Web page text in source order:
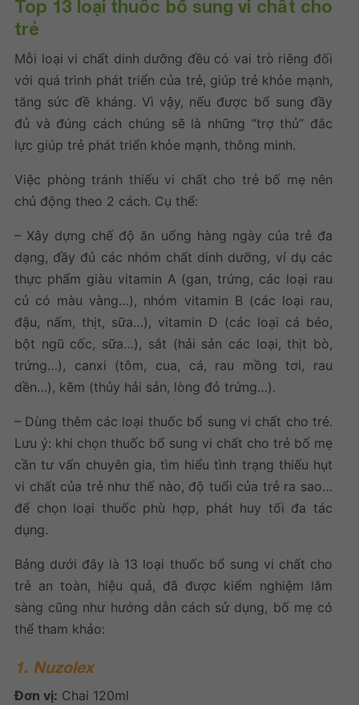
Top 13 loại thuốc bổ sung vi chất cho
trẻ
Mỗi loại vi chất dinh dưỡng đều có vai trò riêng đối
với quá trình phát triển của trẻ, giúp trẻ khỏe mạnh,
tăng sức đề kháng. Vì vậy, nếu được bổ sung đầy
đủ và đúng cách chúng sẽ là những “trợ thủ” đắc
lực giúp trẻ phát triển khỏe mạnh, thông minh.
Việc phòng tránh thiếu vi chất cho trẻ bố mẹ nên
chủ động theo 2 cách. Cụ thể:
– Xây dựng chế độ ăn uống hàng ngày của trẻ đa
dạng, đầy đủ các nhóm chất dinh dưỡng, ví dụ các
thực phẩm giàu vitamin A (gan, trứng, các loại rau
củ có màu vàng…), nhóm vitamin B (các loại rau,
đậu, nấm, thịt, sữa…), vitamin D (các loại cá béo,
bột ngũ cốc, sữa…), sắt (hải sản các loại, thịt bò,
trứng…), canxi (tôm, cua, cá, rau mồng tơi, rau
dền…), kẽm (thủy hải sản, lòng đỏ trứng…).
– Dùng thêm các loại thuốc bổ sung vi chất cho trẻ.
Lưu ý: khi chọn thuốc bổ sung vi chất cho trẻ bố mẹ
cần tư vấn chuyên gia, tìm hiểu tình trạng thiếu hụt
vi chất của trẻ như thế nào, độ tuổi của trẻ ra sao…
để chọn loại thuốc phù hợp, phát huy tối đa tác
dụng.
Bảng dưới đây là 13 loại thuốc bổ sung vi chất cho
trẻ an toàn, hiệu quả, đã được kiểm nghiệm lâm
sàng cũng như hướng dẫn cách sử dụng, bố mẹ có
thể tham khảo:
1. Nuzolex
Đơn vị: Chai 120ml